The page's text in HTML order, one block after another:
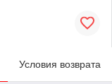
Условия возврата